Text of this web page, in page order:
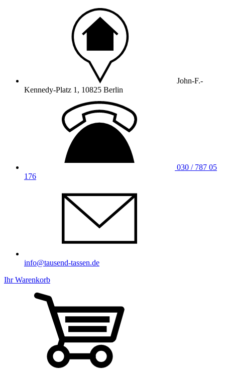
John-F.-
Kennedy-Platz 1, 10825 Berlin
030 / 787 05
176
info@tausend-tassen.de
Ihr Warenkorb